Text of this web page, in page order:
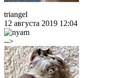
triangel
12 августа 2019 12:04
-->